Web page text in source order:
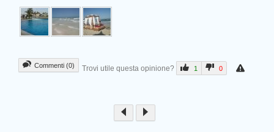
Commenti (0) Trovi utile questa opinione? 1 0